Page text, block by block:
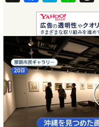
a
c
e
b
o
o
k
a
t
e
n
a
i
n
e
h
r
e
a
d
s